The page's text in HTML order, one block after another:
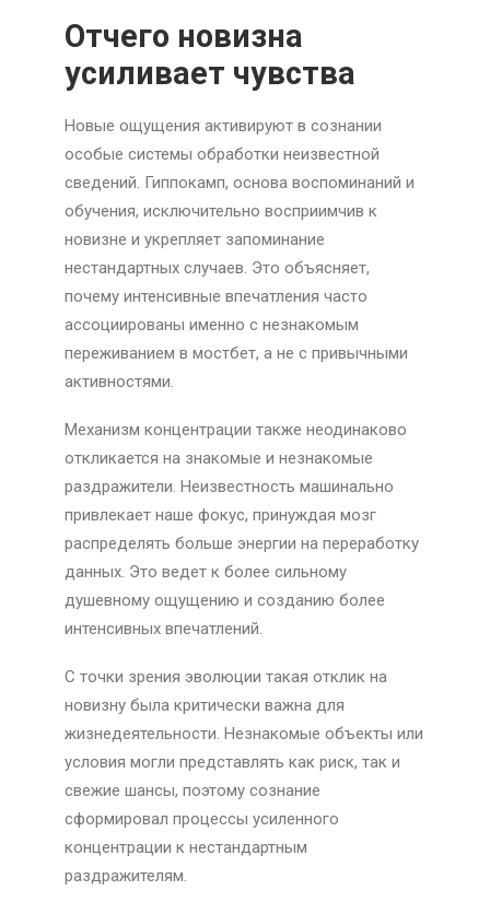
Отчего новизна
усиливает чувства
Новые ощущения активируют в сознании
особые системы обработки неизвестной
сведений. Гиппокамп, основа воспоминаний и
обучения, исключительно восприимчив к
новизне и укрепляет запоминание
нестандартных случаев. Это объясняет,
почему интенсивные впечатления часто
ассоциированы именно с незнакомым
переживанием в мостбет, а не с привычными
активностями.
Механизм концентрации также неодинаково
откликается на знакомые и незнакомые
раздражители. Неизвестность машинально
привлекает наше фокус, принуждая мозг
распределять больше энергии на переработку
данных. Это ведет к более сильному
душевному ощущению и созданию более
интенсивных впечатлений.
С точки зрения эволюции такая отклик на
новизну была критически важна для
жизнедеятельности. Незнакомые объекты или
условия могли представлять как риск, так и
свежие шансы, поэтому сознание
сформировал процессы усиленного
концентрации к нестандартным
раздражителям.